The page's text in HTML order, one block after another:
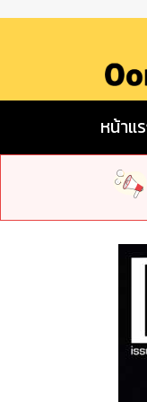
หน้าแ